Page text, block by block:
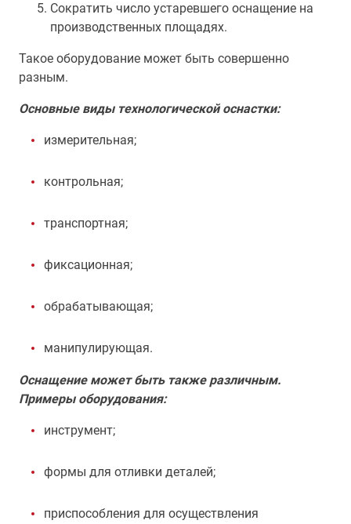
Сократить число устаревшего оснащение на
производственных площадях.
Такое оборудование может быть совершенно
разным.
Основные виды технологической оснастки:
измерительная;
контрольная;
транспортная;
фиксационная;
обрабатывающая;
манипулирующая.
Оснащение может быть также различным.
Примеры оборудования:
инструмент;
формы для отливки деталей;
приспособления для осуществления